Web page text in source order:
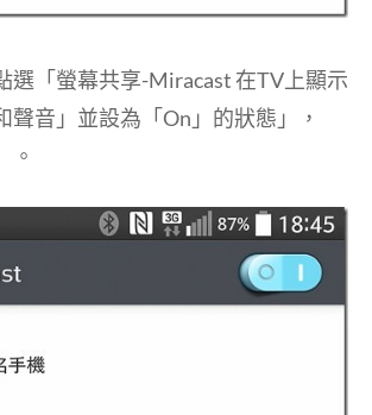
選「螢幕共享-Miracast 在TV上顯示
聲音」並設為「On」的狀態」，
。